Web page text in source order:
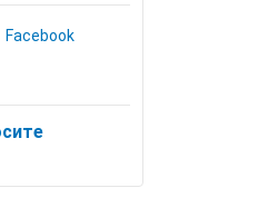
Facebook